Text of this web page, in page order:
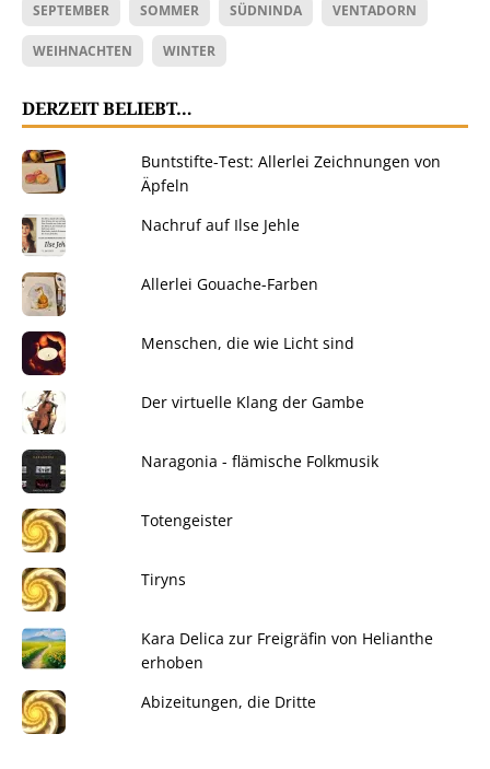
SEPTEMBER SOMMER SÜDNINDA VENTADORN
WEIHNACHTEN WINTER
DERZEIT BELIEBT…
Buntstifte-Test: Allerlei Zeichnungen von
Äpfeln
Nachruf auf Ilse Jehle
Allerlei Gouache-Farben
Menschen, die wie Licht sind
Der virtuelle Klang der Gambe
Naragonia - flämische Folkmusik
Totengeister
Tiryns
Kara Delica zur Freigräfin von Helianthe
erhoben
Abizeitungen, die Dritte